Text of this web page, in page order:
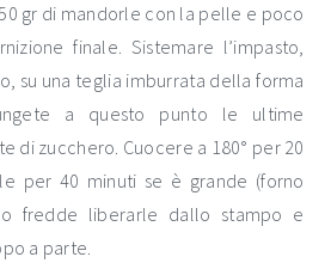
gr di mandorle con la pelle e poco
finale. Sistemare l’impasto,
su una teglia imburrata della forma
a questo punto le ultime
di zucchero. Cuocere a 180° per 20
per 40 minuti se è grande (forno
fredde liberarle dallo stampo e
a parte.